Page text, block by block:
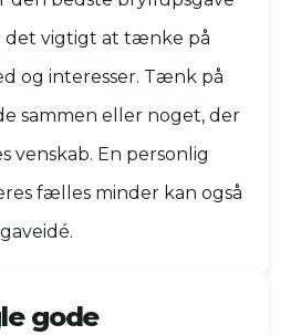
det vigtigt at tænke på
og interesser. Tænk på
sammen eller noget, der
venskab. En personlig
fælles minder kan også
gode